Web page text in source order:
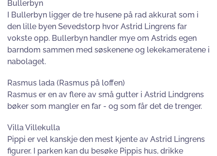
Bullerbyn
I Bullerbyn ligger de tre husene på rad akkurat som i
den lille byen Sevedstorp hvor Astrid Lingrens far
vokste opp. Bullerbyn handler mye om Astrids egen
barndom sammen med søskenene og lekekameratene i
nabolaget.
Rasmus lada (Rasmus på loffen)
Rasmus er en av flere av små gutter i Astrid Lindgrens
bøker som mangler en far - og som får det de trenger.
Villa Villekulla
Pippi er vel kanskje den mest kjente av Astrid Lingrens
figurer. I parken kan du besøke Pippis hus, drikke